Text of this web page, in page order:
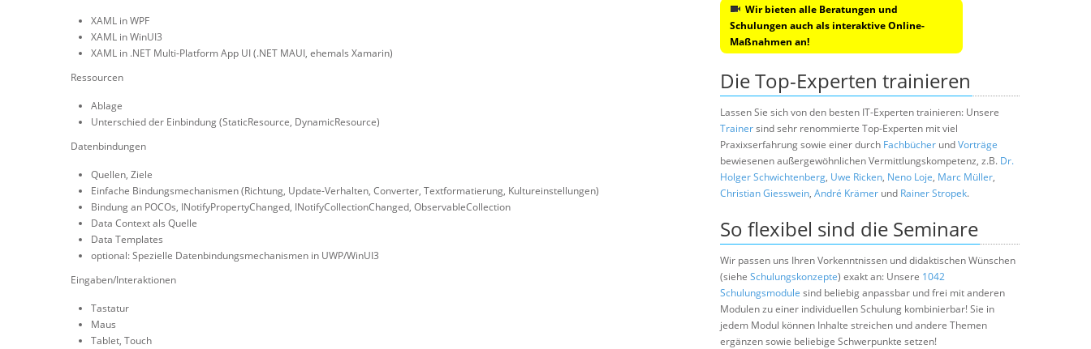
XAML in WPF
XAML in WinUI3
XAML in .NET Multi-Platform App UI (.NET MAUI, ehemals Xamarin)
Ressourcen
Ablage
Unterschied der Einbindung (StaticResource, DynamicResource)
Datenbindungen
Quellen, Ziele
Einfache Bindungsmechanismen (Richtung, Update-Verhalten, Converter, Textformatierung, Kultureinstellungen)
Bindung an POCOs, INotifyPropertyChanged, INotifyCollectionChanged, ObservableCollection
Data Context als Quelle
Data Templates
optional: Spezielle Datenbindungsmechanismen in UWP/WinUI3
Eingaben/Interaktionen
Tastatur
Maus
Tablet, Touch
Wir bieten alle Beratungen und
Schulungen auch als interaktive Online-
Maßnahmen an!
Die Top-Experten trainieren
Lassen Sie sich von den besten IT-Experten trainieren: Unsere
Trainersind sehr renommierte Top-Experten mit viel
Praxixserfahrung sowie einer durch Fachbücher undVorträge
bewiesenen außergewöhnlichen Vermittlungskompetenz, z.B. Dr.
Holger Schwichtenberg, Uwe Ricken, Neno Loje, Marc Müller,
Christian Giesswein, André Krämer und Rainer Stropek.
So flexibel sind die Seminare
Wir passen uns Ihren Vorkenntnissen und didaktischen Wünschen
(siehe Schulungskonzepte) exakt an: Unsere 1042
Schulungsmodule sind beliebig anpassbar und frei mit anderen
Modulen zu einer individuellen Schulung kombinierbar! Sie in
jedem Modul können Inhalte streichen und andere Themen
ergänzen sowie beliebige Schwerpunkte setzen!